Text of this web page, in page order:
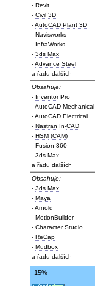
- Revit
- Civil 3D
-AutoCAD Plant 3D
- Navisworks
- InfraWorks
- 3ds Max
-Advance Steel
a řadu dalších
Obsahuje:
- InventorPro
-AutoCAD Mechanical
-AutoCAD Electrical
- Nastran In-CAD
- HSM (CAM)
- Fusion 360
- 3ds Max
a řadu dalších
Obsahuje:
- 3ds Max
- Maya
- Arnold
- MotionBuilder
- Character Studio
- ReCap
- Mudbox
a řadu dalších
-15%